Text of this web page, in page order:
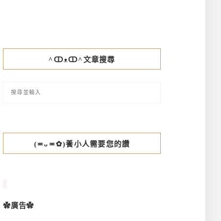
^ↀᴥↀ^文章搜尋
(≖ᴗ≖✿)養小人需要您的讚
✿廣告✿